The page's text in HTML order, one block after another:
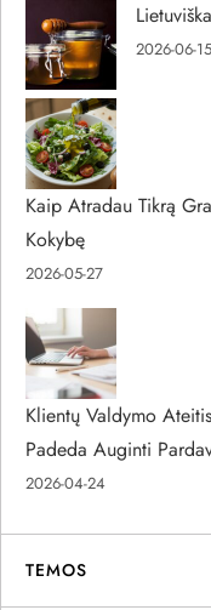
2026-06-15
Kaip Atradau Tikrą
Kokybę
2026-05-27
Klientų Valdymo
Padeda Auginti
2026-04-24
TEMOS